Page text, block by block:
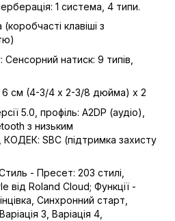
1 система, 4 типи.
(коробчасті клавіші з
натиск: 9 типів,
6 см (4-3/4 х 2-3/8 дюйма) х 2
5.0, профіль: A2DP (аудіо),
з низьким
SBC (підтримка захисту
- Пресет: 203 стилі,
від Roland Cloud; Функції -
Синхронний старт,
3, Варіація 4,